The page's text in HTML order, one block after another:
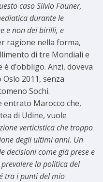
caso Silvio Fauner,
durante le
e non dei birilli, e
ragione nella forma,
di tre Mondiali e
d’obbligo. Anzi, doveva
2011, senza
Sochi.
entrato Marocco che,
di Udine, vuole
verticistica che troppo
degli ultimi anni. Un
decisioni come già prese e
la politica del
tra i punti del mio